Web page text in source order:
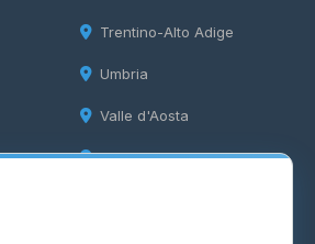
Trentino-Alto Adige
Umbria
Valle d'Aosta
Veneto